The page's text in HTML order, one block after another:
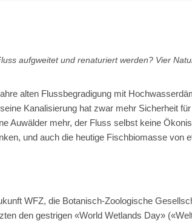
aufgweitet und renaturiert werden? Vier
alten Flussbegradigung mit
Kanalisierung hat zwar mehr Sicherheit
Auwälder mehr, der Fluss selbst keine
und auch die heutige Fischbiomasse von
WFZ, die Botanisch-Zoologische
den gestrigen «World Wetlands Day»